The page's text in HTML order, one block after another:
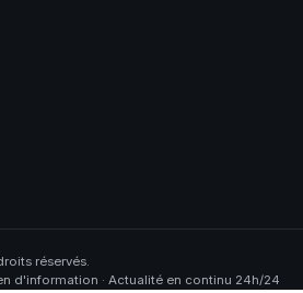
réservés.
d'information · Actualité en continu 24h/24